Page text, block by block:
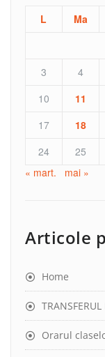
L Ma
3
4
10
11
17
18
24
25
« mart.
mai »
Articole
Home
Orarul